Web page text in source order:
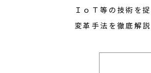
ＩｏＴ等の技術を
変革手法を徹底解説